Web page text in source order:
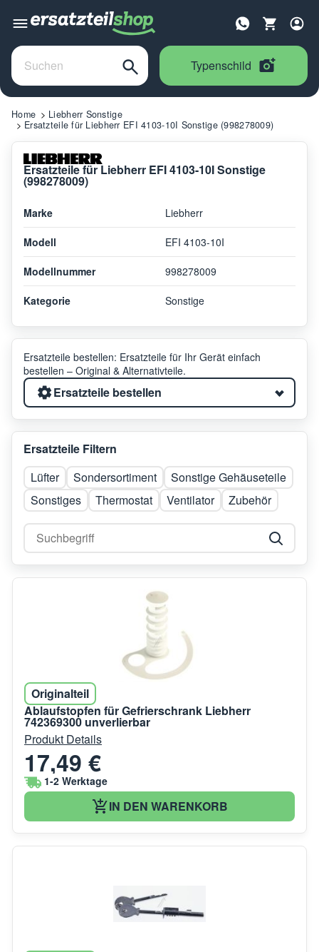
Typenschild
Home
Liebherr Sonstige
Ersatzteile für Liebherr EFI 4103-10I Sonstige (998278009)
Ersatzteile für Liebherr EFI 4103-10I Sonstige
(998278009)
Marke Liebherr
Modell EFI 4103-10I
Modellnummer 998278009
Kategorie Sonstige
Ersatzteile bestellen: Ersatzteile für Ihr Gerät einfach
bestellen – Original & Alternativteile.
Ersatzteile bestellen
Ersatzteile Filtern
Lüfter
Sondersortiment
Sonstige Gehäuseteile
Sonstiges
Thermostat Ventilator Zubehör
Originalteil
Ablaufstopfen für Gefrierschrank Liebherr
742369300 unverlierbar
Produkt Details
17,49 €
1-2 Werktage
IN DEN WARENKORB